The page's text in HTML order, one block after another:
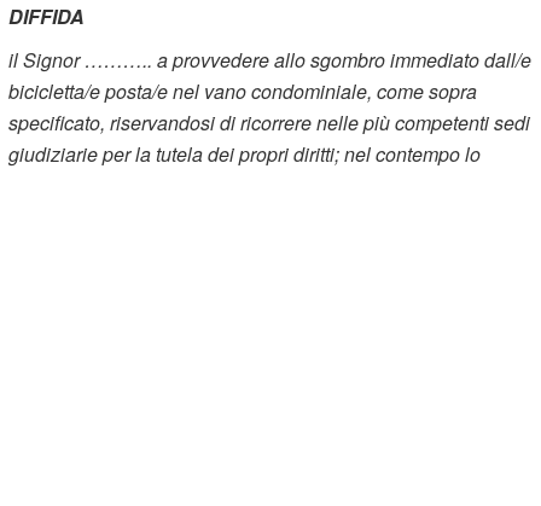
DIFFIDA
il Signor ……….. a provvedere allo sgombro immediato dall/e
bicicletta/e posta/e nel vano condominiale, come sopra
specificato, riservandosi di ricorrere nelle più competenti sedi
giudiziarie per la tutela dei propri diritti; nel contempo lo